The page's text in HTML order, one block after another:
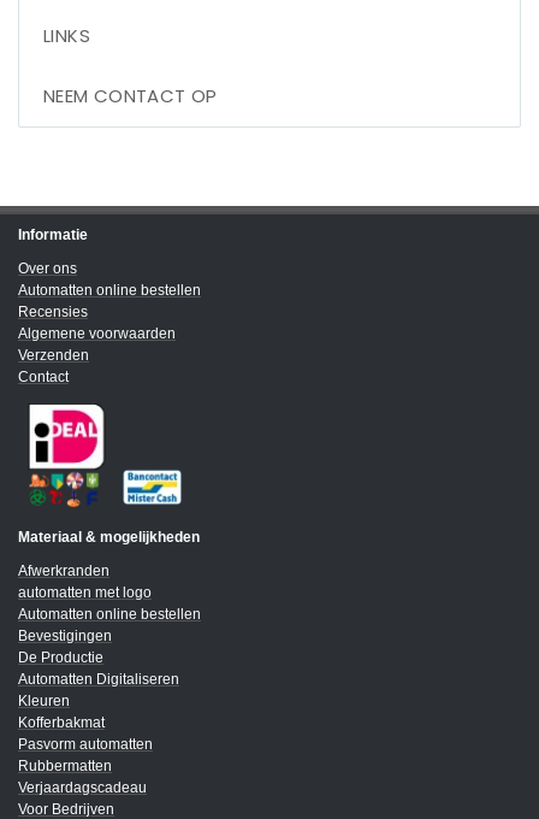
LINKS
NEEM CONTACT OP
Informatie
Over ons
Automatten online bestellen
Recensies
Algemene voorwaarden
Verzenden
Contact
Materiaal & mogelijkheden
Afwerkranden
automatten met logo
Automatten online bestellen
Bevestigingen
De Productie
Automatten Digitaliseren
Kleuren
Kofferbakmat
Pasvorm automatten
Rubbermatten
Verjaardagscadeau
Voor Bedrijven